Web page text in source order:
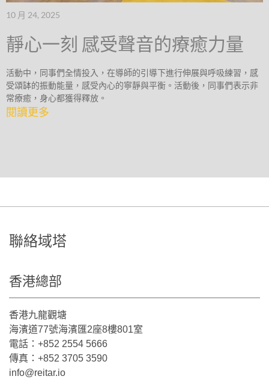
10 月 24, 2025
靜心一刻 感受聲音的療癒力量
活動中，同事們全情投入，在導師的引導下進行伸展與呼吸練習，感
受頌缽的振動能量，感受內心的寧靜與平衡。活動後，同事們表示非
常療癒，身心都獲得釋放。
閱讀更多
聯絡域塔
香港總部
香港九龍觀塘
海濱道77號海濱匯2座8樓801室
電話：+852 2554 5666
傳真：+852 3705 3590
info@reitar.io